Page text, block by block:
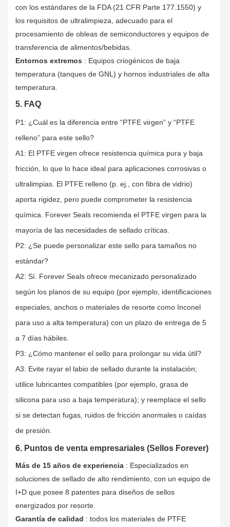
con los estándares de la FDA (21 CFR Parte 177.1550) y
los requisitos de ultralimpieza, adecuado para el
procesamiento de obleas de semiconductores y equipos de
transferencia de alimentos/bebidas.
Entornos extremos : Equipos criogénicos de baja
temperatura (tanques de GNL) y hornos industriales de alta
temperatura.
5. FAQ
P1: ¿Cuál es la diferencia entre “PTFE virgen” y “PTFE
relleno” para este sello?
A1: El PTFE virgen ofrece resistencia química pura y baja
fricción, lo que lo hace ideal para aplicaciones corrosivas o
ultralimpias. El PTFE relleno (p. ej., con fibra de vidrio)
aporta rigidez, pero puede comprometer la resistencia
química. Forever Seals recomienda el PTFE virgen para la
mayoría de las necesidades de sellado críticas.
P2: ¿Se puede personalizar este sello para tamaños no
estándar?
A2: Sí. Forever Seals ofrece mecanizado personalizado
según los planos de su equipo (por ejemplo, identificaciones
especiales, anchos o materiales de resorte como Inconel
para uso a alta temperatura) con un plazo de entrega de 5
a 7 días hábiles.
P3: ¿Cómo mantener el sello para prolongar su vida útil?
A3: Evite rayar el labio de sellado durante la instalación;
utilice lubricantes compatibles (por ejemplo, grasa de
silicona para uso a baja temperatura); y reemplace el sello
si se detectan fugas, ruidos de fricción anormales o caídas
de presión.
6. Puntos de venta empresariales (Sellos Forever)
Más de 15 años de experiencia : Especializados en
soluciones de sellado de alto rendimiento, con un equipo de
I+D que posee 8 patentes para diseños de sellos
energizados por resorte.
Garantía de calidad : todos los materiales de PTFE